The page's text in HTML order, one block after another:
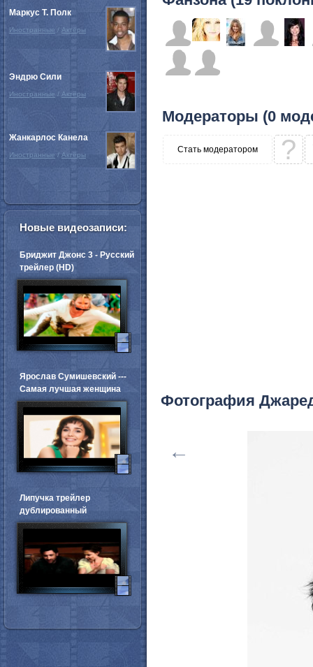
Модераторы (0
Стать модератором ?
Фотография
←
Маркус Т. Полк
Иностранные / Актёры
Эндрю Сили
Иностранные / Актёры
Жанкарлос Канела
Иностранные / Актёры
Новые видеозаписи:
Бриджит Джонс 3 - Русский
трейлер (HD)
Ярослав Сумишевский ---
Самая лучшая женщина
Липучка трейлер
дублированный